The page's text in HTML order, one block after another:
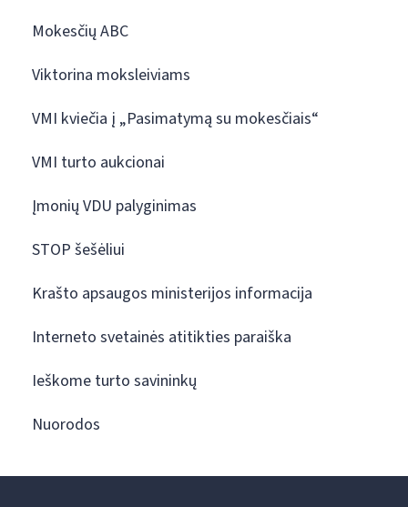
Mokesčių ABC
Viktorina moksleiviams
VMI kviečia į „Pasimatymą su mokesčiais“
VMI turto aukcionai
Įmonių VDU palyginimas
STOP šešėliui
Krašto apsaugos ministerijos informacija
Interneto svetainės atitikties paraiška
Ieškome turto savininkų
Nuorodos